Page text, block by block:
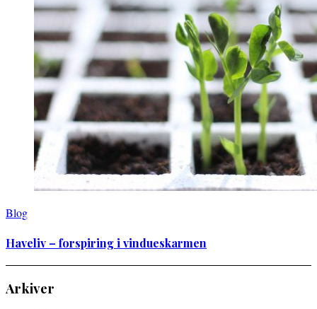
Blog
Haveliv – forspiring i vindueskarmen
Arkiver